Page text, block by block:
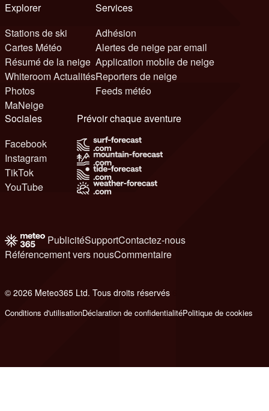
Explorer
Stations de ski
Cartes Météo
Résumé de la neige
Whiteroom Actualités
Photos
MaNeige
Services
Adhésion
Alertes de neige par email
Application mobile de neige
Reporters de neige
Feeds météo
Sociales
Facebook
Instagram
TikTok
YouTube
Prévoir chaque aventure
PublicitéSupportContactez-nous
Référencement vers nousCommentaire
© 2026 Meteo365 Ltd. Tous droits réservés
Conditions d'utilisationDéclaration de confidentialitéPolitique de cookies